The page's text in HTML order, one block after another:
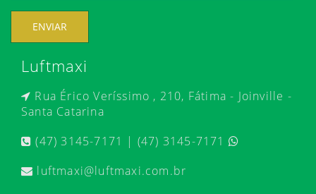
ENVIAR
Luftmaxi
Rua Érico Veríssimo , 210, Fátima - Joinville -
Santa Catarina
(47) 3145-7171 | (47) 3145-7171
luftmaxi@luftmaxi.com.br